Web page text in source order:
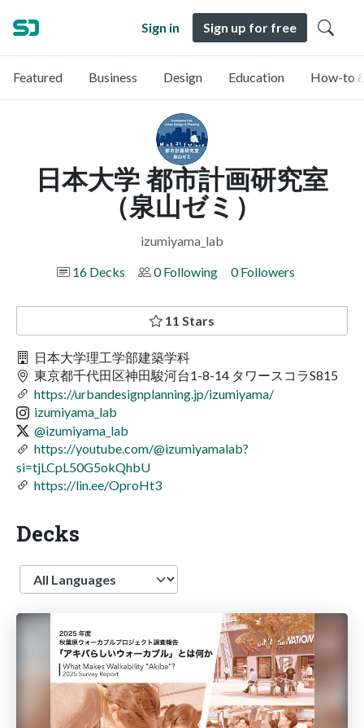
Sign in Sign up for free
Featured Business Design Education How-to
日本大学 都市計画研究室
（泉山ゼミ）
izumiyama_lab
16 Decks
0 Following 0 Followers
11 Stars
日本大学理工学部建築学科
東京都千代田区神田駿河台1-8-14 タワースコラS815
https://urbandesignplanning.jp/izumiyama/
izumiyama_lab
@izumiyama_lab
https://youtube.com/@izumiyamalab?
si=tjLCpL50G5okQhbU
https://lin.ee/OproHt3
Decks
Language